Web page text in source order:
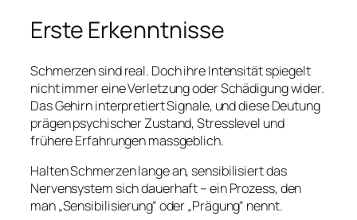
Erste Erkenntnisse
Schmerzen sind real. Doch ihre Intensität spiegelt
nicht immer eine Verletzung oder Schädigung wider.
Das Gehirn interpretiert Signale, und diese Deutung
prägen psychischer Zustand, Stresslevel und
frühere Erfahrungen massgeblich.
Halten Schmerzen lange an, sensibilisiert das
Nervensystem sich dauerhaft – ein Prozess, den
man „Sensibilisierung“ oder „Prägung“ nennt.